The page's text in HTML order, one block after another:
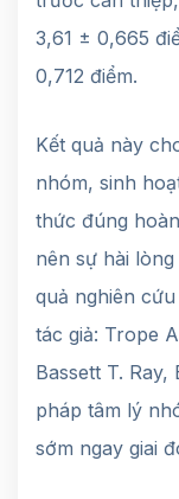
3,61 ± 0,665
0,712 điểm.
Kết quả này
nhóm, sinh
thức đúng
nên sự hài
quả nghiên
tác giả: Trope
Bassett T.
pháp tâm lý
sớm ngay giai